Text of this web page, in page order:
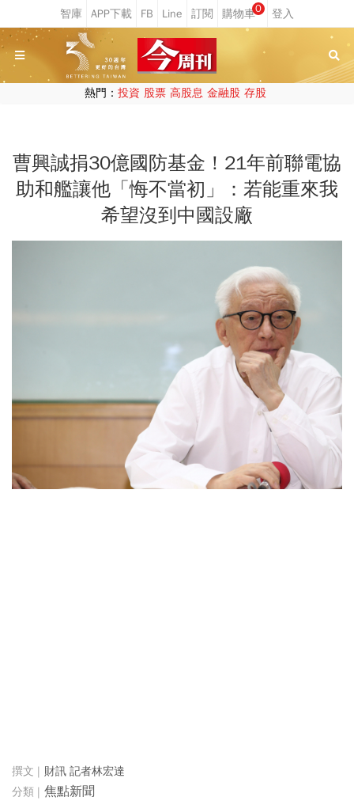
0
熱門： 投資 股票 高股息 金融股 存股
曹興誠捐30億國防基金！21年前聯電協
助和艦讓他「悔不當初」：若能重來我
希望沒到中國設廠
財訊 記者林宏達
焦點新聞